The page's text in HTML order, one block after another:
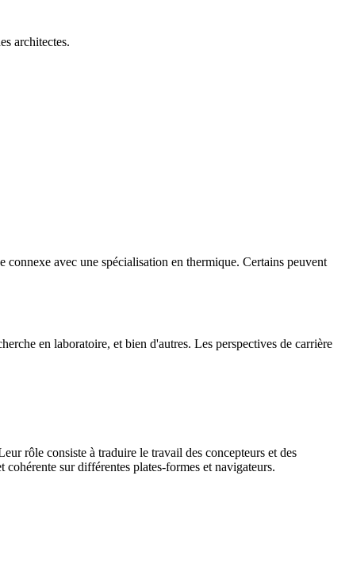
architectes.
avec une spécialisation en thermique. Certains peuvent
en laboratoire, et bien d'autres. Les perspectives de carrière
rôle consiste à traduire le travail des concepteurs et des
sur différentes plates-formes et navigateurs.